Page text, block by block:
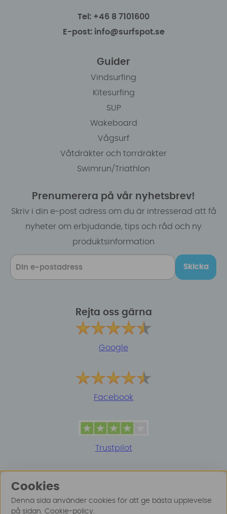
Tel: +46 8 7101600
E-post: info@surfspot.se
Guider
Vindsurfing
Kitesurfing
SUP
Wakeboard
Vågsurf
Våtdräkter och torrdräkter
Swimrun/Triathlon
Prenumerera på vår nyhetsbrev!
Skriv i din e-post adress om du är intresserad att få
nyheter om erbjudande, tips och råd och ny
produktsinformation
Skicka
Rejta oss gärna
Google
Facebook
Trustpilot
Cookies
Denna sida använder cookies för att ge bästa upplevelse
på sidan. Cookie-policy.